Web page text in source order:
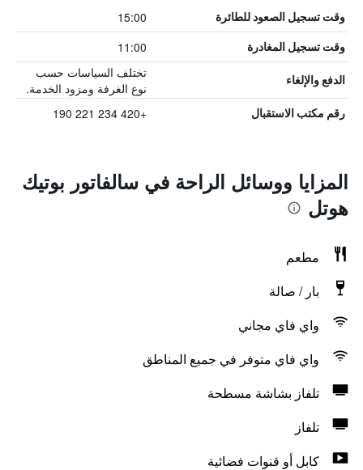
وقت تسجيل الصعود للطائرة 15:00
وقت تسجيل المغادرة 11:00
الدفع والإلغاء
تختلف السياسات حسب
نوع الغرفة ومزود الخدمة.
رقم مكتب الاستقبال +420 234 221 190
المزايا ووسائل الراحة في سالفاتور بوتيك
هوتل
مطعم
بار / صالة
واي فاي مجاني
واي فاي متوفر في جميع المناطق
تلفاز بشاشة مسطحة
تلفاز
كابل أو قنوات فضائية